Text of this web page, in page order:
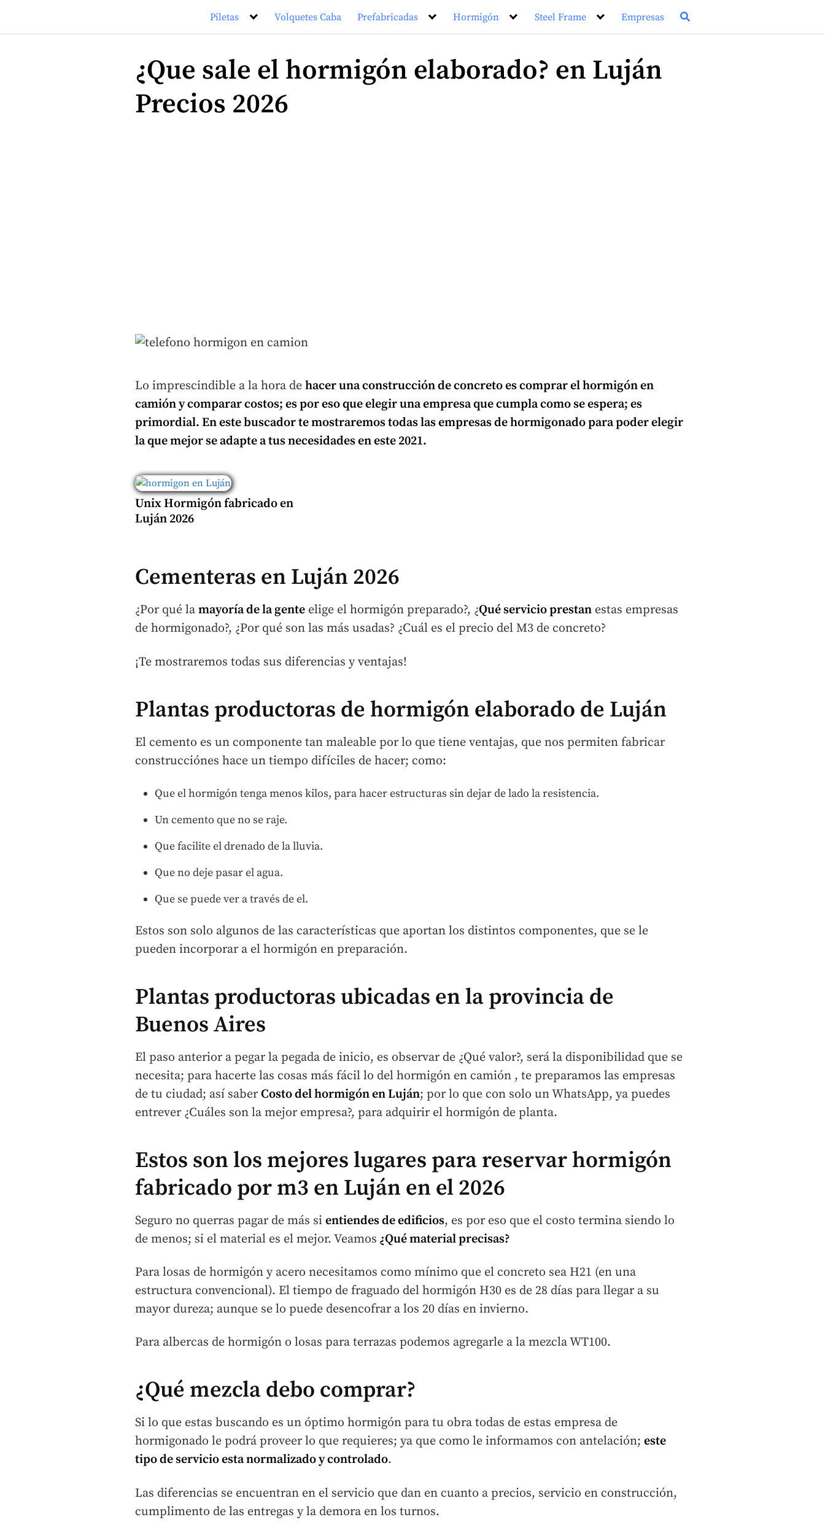
contenido
Piletas Volquetes Caba Prefabricadas Hormigón Steel Frame Empresas
¿Que sale el hormigón elaborado? en Luján
Precios 2026
Lo imprescindible a la hora de hacer una construcción de concreto escomprar el hormigón en
camióny comparar costos; es por eso queelegir una empresa que cumplacomo se espera; es
primordial. En este buscador te mostraremos todas las empresas de hormigonado para poder elegir
la que mejor se adapte a tus necesidades en este 2021.
Unix Hormigón fabricado en
Luján 2026
Cementeras en Luján 2026
¿Por qué la mayoría de la gente elige el hormigón preparado?, ¿Qué servicio prestan estas empresas
de hormigonado?, ¿Por qué son las más usadas? ¿Cuál es el precio del M3 de concreto?
¡Te mostraremos todas sus diferencias y ventajas!
Plantas productoras de hormigón elaborado de Luján
El cemento es un componente tan maleable por lo que tiene ventajas, que nos permiten fabricar
construcciónes hace un tiempo difíciles de hacer; como:
Que el hormigón tenga menos kilos, para hacer estructuras sin dejar de lado la resistencia.
Un cemento que no se raje.
Que facilite el drenado de la lluvia.
Que no deje pasar el agua.
Que se puede ver a través de el.
Estos son solo algunos de las características que aportan los distintos componentes, que se le
pueden incorporar a el hormigón en preparación.
Plantas productoras ubicadas en la provincia de
Buenos Aires
El paso anterior a pegar la pegada de inicio, es observar de ¿Qué valor?, será la disponibilidad que se
necesita; para hacerte las cosas más fácil lo del hormigón en camión , te preparamos las empresas
de tu ciudad; así saberCosto del hormigón en Luján; por lo que con solo un WhatsApp, ya puedes
entrever ¿Cuáles son la mejor empresa?, para adquirir el hormigón de planta.
Estos son los mejores lugares para reservar hormigón
fabricado por m3 en Luján en el 2026
Seguro no querras pagar de más si entiendes de edificios, es por eso que el costo termina siendo lo
de menos; si el material es el mejor. Veamos ¿Qué material precisas?
Para losas de hormigón y acero necesitamos como mínimo que el concreto sea H21 (en una
estructura convencional). El tiempo de fraguado del hormigón H30 es de 28 días para llegar a su
mayor dureza; aunque se lo puede desencofrar a los 20 días en invierno.
Para albercas de hormigón o losas para terrazas podemos agregarle a la mezcla WT100.
¿Qué mezcla debo comprar?
Si lo que estas buscando es un óptimo hormigón para tu obra todas de estas empresa de
hormigonado le podrá proveer lo que requieres; ya que como le informamos con antelación; este
tipo de servicio esta normalizado y controlado.
Las diferencias se encuentran en el servicio que dan en cuanto a precios, servicio en construcción,
cumplimento de las entregas y la demora en los turnos.